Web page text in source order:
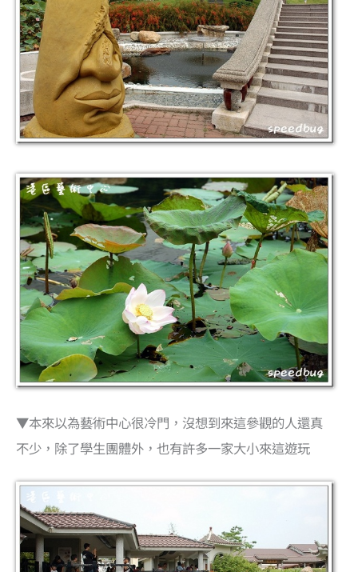
▼本來以為藝術中心很冷門，沒想到來這參觀的人還真
不少，除了學生團體外，也有許多一家大小來這遊玩